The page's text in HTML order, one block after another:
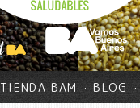
TIENDA BAM BLOG